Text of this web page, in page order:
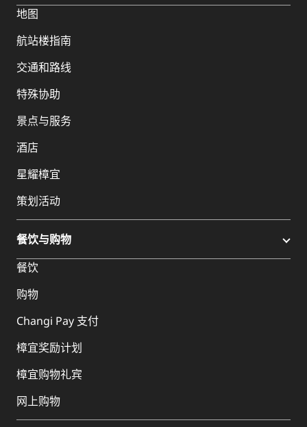
地图
航站楼指南
交通和路线
特殊协助
景点与服务
酒店
星耀樟宜
策划活动
餐饮与购物
餐饮
购物
Changi Pay 支付
樟宜奖励计划
樟宜购物礼宾
网上购物